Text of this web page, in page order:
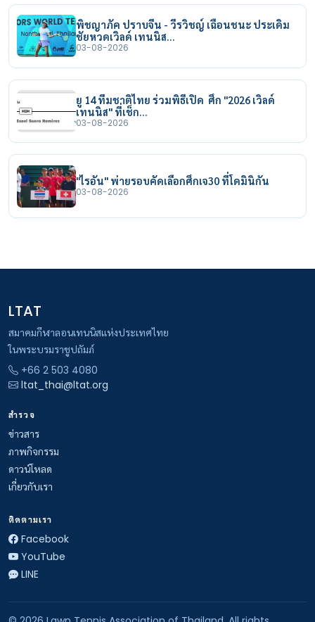
พิชญาภัค ปราบจีน - วีรวิชญ์ เฉือนชนะ ประเดิม
ชัยหวดเวิลด์ เทนนิส…
03-08-2026
ยู 14 ทีมชาติไทย ร่วมพิธีเปิด ศึก "2026 เวิลด์
เทนนิส" ที่เช็ก…
03-08-2026
"ไรอัน" พ่ายรอบคัดเลือกศึกเจ30 ที่โดมินิกัน
03-08-2026
LTAT
สมาคมกีฬาลอนเทนนิสแห่งประเทศไทย
ในพระบรมราชูปถัมภ์
+66 2 503 4080
ltat_thai@ltat.org
สำรวจ
ข่าวสาร
ภาพกิจกรรม
ดาวน์โหลด
เกี่ยวกับเรา
ติดตามเรา
Facebook
YouTube
LINE